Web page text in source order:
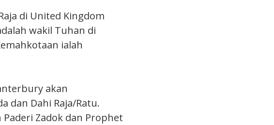
di United Kingdom
wakil Tuhan di
ialah
akan
dan Dahi Raja/Ratu.
Zadok dan Prophet